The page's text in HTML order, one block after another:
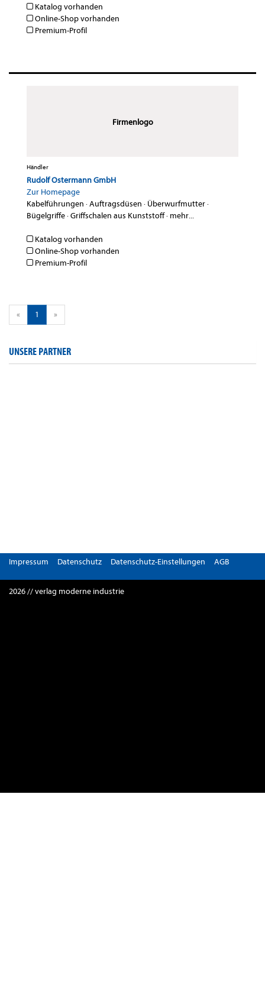
Katalog vorhanden
Online-Shop vorhanden
Premium-Profil
Firmenlogo
Händler
Rudolf Ostermann GmbH
Zur Homepage
Kabelführungen ·Auftragsdüsen · Überwurfmutter·
Bügelgriffe·Griffschalen aus Kunststoff· mehr...
Katalog vorhanden
Online-Shop vorhanden
Premium-Profil
« 1 »
UNSERE PARTNER
Impressum Datenschutz Datenschutz-Einstellungen AGB
2026 // verlag moderne industrie